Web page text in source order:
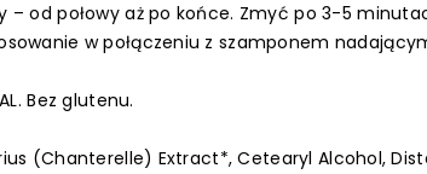
– od połowy aż po końce. Zmyć po 3-5
w połączeniu z szamponem nadającym
Bez glutenu.
(Chanterelle) Extract*, Cetearyl Alcohol,